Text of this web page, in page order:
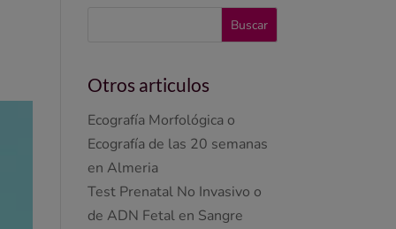
Otros articulos
Ecografía Morfológica o
Ecografía de las 20 semanas
en Almeria
Test Prenatal No Invasivo o
de ADN Fetal en Sangre